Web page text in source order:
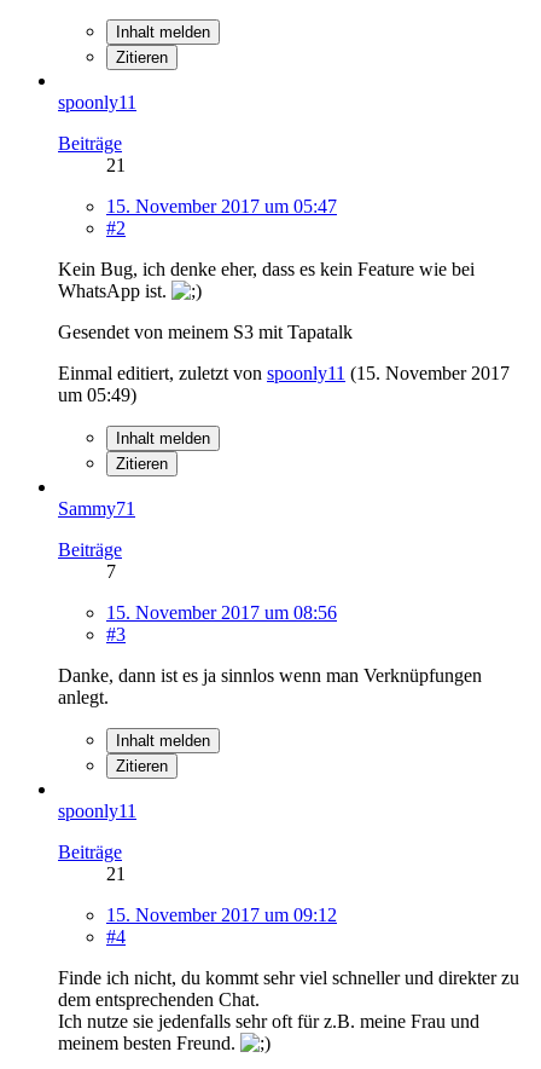
Inhalt melden
Zitieren
spoonly11
Beiträge
21
15. November 2017 um 05:47
#2
Kein Bug, ich denke eher, dass es kein Feature wie bei
WhatsApp ist.
Gesendet von meinem S3 mit Tapatalk
Einmal editiert, zuletzt von spoonly11 (15. November 2017
um 05:49)
Inhalt melden
Zitieren
Sammy71
Beiträge
7
15. November 2017 um 08:56
#3
Danke, dann ist es ja sinnlos wenn man Verknüpfungen
anlegt.
Inhalt melden
Zitieren
spoonly11
Beiträge
21
15. November 2017 um 09:12
#4
Finde ich nicht, du kommt sehr viel schneller und direkter zu
dem entsprechenden Chat.
Ich nutze sie jedenfalls sehr oft für z.B. meine Frau und
meinem besten Freund.